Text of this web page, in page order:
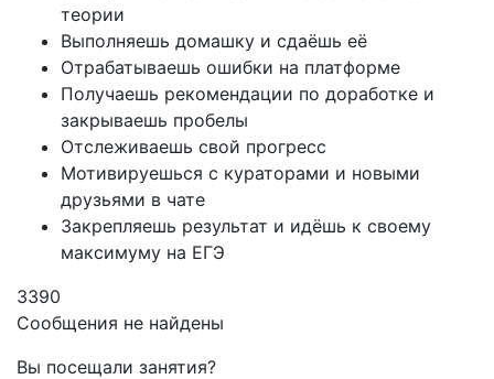
теории
Выполняешь домашку и сдаёшь её
Отрабатываешь ошибки на платформе
Получаешь рекомендации по доработке и
закрываешь пробелы
Отслеживаешь свой прогресс
Мотивируешься с кураторами и новыми
друзьями в чате
Закрепляешь результат и идёшь к своему
максимуму на ЕГЭ
3390
Сообщения не найдены
Вы посещали занятия?